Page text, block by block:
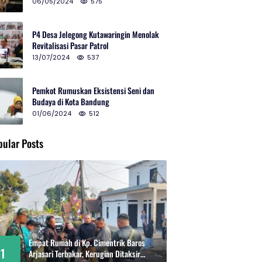
P4 Desa Jelegong Kutawaringin Menolak
Revitalisasi Pasar Patrol
13/07/2024 537
Pemkot Rumuskan Eksistensi Seni dan
Budaya di Kota Bandung
01/06/2024 512
Posts
1
Empat Rumah di Kp. Cimentrik Baros
Arjasari Terbakar, Kerugian Ditaksir